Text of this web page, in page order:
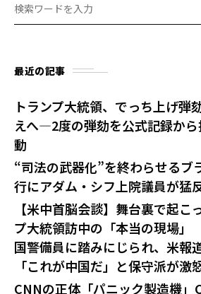
最近の記事
トランプ大統領、でっち上げ弾
えへ—2度の弾劾を公式記録か
動
“司法の武器化”を終わらせるブ
行にアダム・シフ上院議員が猛
【米中首脳会談】舞台裏で起こ
プ大統領訪中の「本当の現場
国警備員に踏みにじられ、米報
「これが中国だ」と保守派が激
CNNの正体「パニック製造機」